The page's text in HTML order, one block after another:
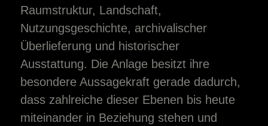
Raumstruktur, Landschaft,
Nutzungsgeschichte, archivalischer
Überlieferung und historischer
Ausstattung. Die Anlage besitzt ihre
besondere Aussagekraft gerade dadurch,
dass zahlreiche dieser Ebenen bis heute
miteinander in Beziehung stehen und